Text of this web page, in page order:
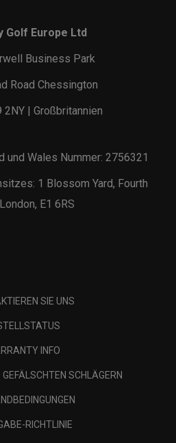
Golf Europe Ltd
Business Park
Road Chessington
2NY | Großbritannien
und Wales Nummer: 2756321
1 Blossom Yard, Fourth
E1 6RS
SIE UNS
INFO
SCHLÄGERN
RICHTLINIE